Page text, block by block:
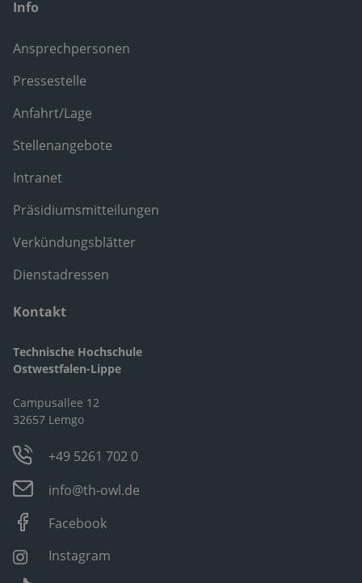
Info
Ansprechpersonen
Pressestelle
Anfahrt/Lage
Stellenangebote
Intranet
Präsidiumsmitteilungen
Verkündungsblätter
Dienstadressen
Kontakt
Technische Hochschule
Ostwestfalen-Lippe
Campusallee 12
32657 Lemgo
+49 5261 702 0
info@th-owl.de
Facebook
Instagram